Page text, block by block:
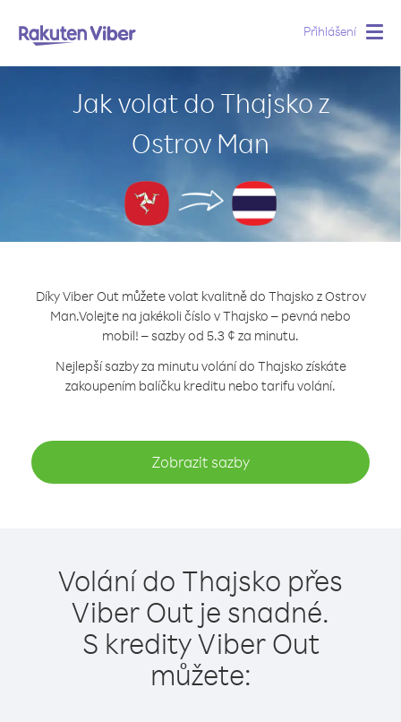
Přihlášení
Jak volat do Thajsko z
Ostrov Man
Díky Viber Out můžete volat kvalitně do Thajsko z Ostrov
Man.Volejte na jakékoli číslo v Thajsko – pevná nebo
mobil! – sazby od 5.3 ¢ za minutu.
Nejlepší sazby za minutu volání do Thajsko získáte
zakoupením balíčku kreditu nebo tarifu volání.
Zobrazit sazby
Volání do Thajsko přes
Viber Out je snadné.
S kredity Viber Out
můžete: